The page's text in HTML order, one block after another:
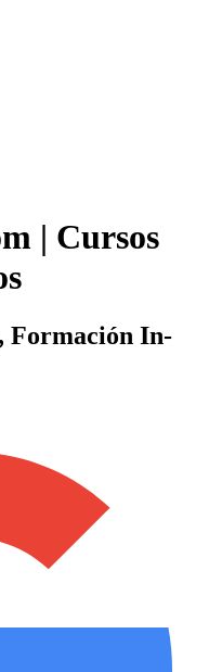
| Cursos
Formación In-